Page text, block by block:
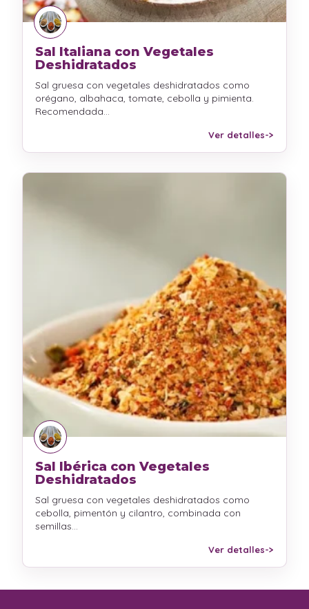
Sal Italiana con Vegetales
Deshidratados
Sal gruesa con vegetales deshidratados como
orégano, albahaca, tomate, cebolla y pimienta.
Recomendada…
Ver detalles->
Sal Ibérica con Vegetales
Deshidratados
Sal gruesa con vegetales deshidratados como
cebolla, pimentón y cilantro, combinada con
semillas…
Ver detalles->